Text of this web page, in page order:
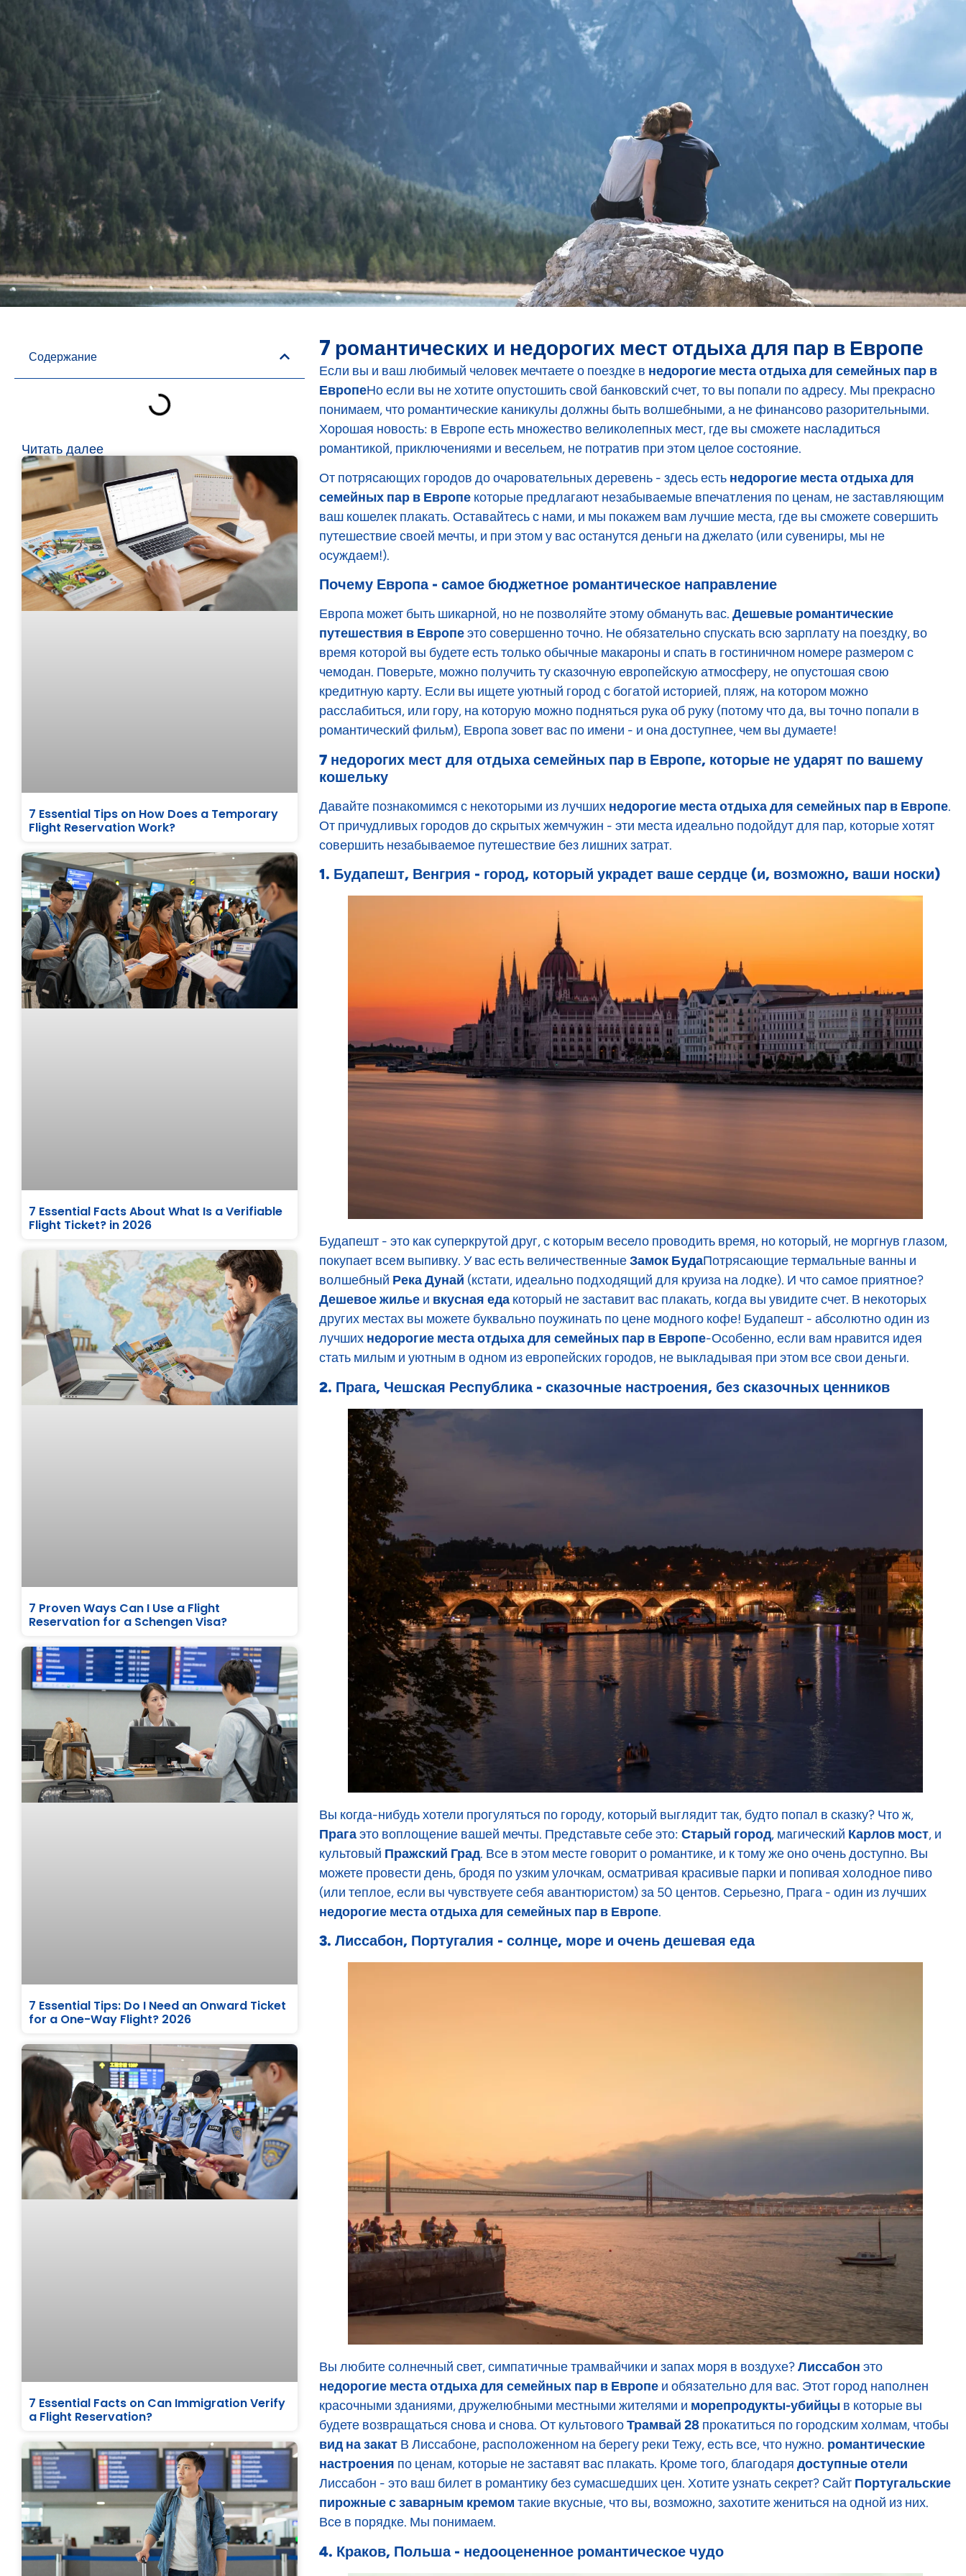
Блог Поддержка Быть партнером Авиабилеты
Содержание
Читать далее
7 Essential Tips on How Does a Temporary
Flight Reservation Work?
7 Essential Facts About What Is a Verifiable
Flight Ticket? in 2026
7 Proven Ways Can I Use a Flight
Reservation for a Schengen Visa?
7 Essential Tips: Do I Need an Onward Ticket
for a One-Way Flight? 2026
7 Essential Facts on Can Immigration Verify
a Flight Reservation?
7 романтических и недорогих мест отдыха для пар в Европе
Если вы и ваш любимый человек мечтаете о поездке в недорогие места отдыха для семейных пар в
ЕвропеНо если вы не хотите опустошить свой банковский счет, то вы попали по адресу. Мы прекрасно
понимаем, что романтические каникулы должны быть волшебными, а не финансово разорительными.
Хорошая новость: в Европе есть множество великолепных мест, где вы сможете насладиться
романтикой, приключениями и весельем, не потратив при этом целое состояние.
От потрясающих городов до очаровательных деревень - здесь есть недорогие места отдыха для
семейных пар в Европекоторые предлагают незабываемые впечатления по ценам, не заставляющим
ваш кошелек плакать. Оставайтесь с нами, и мы покажем вам лучшие места, где вы сможете совершить
путешествие своей мечты, и при этом у вас останутся деньги на джелато (или сувениры, мы не
осуждаем!).
Почему Европа - самое бюджетное романтическое направление
Европа может быть шикарной, но не позволяйте этому обмануть вас. Дешевые романтические
путешествия в Европеэто совершенно точно. Не обязательно спускать всю зарплату на поездку, во
время которой вы будете есть только обычные макароны и спать в гостиничном номере размером с
чемодан. Поверьте, можно получить ту сказочную европейскую атмосферу, не опустошая свою
кредитную карту. Если вы ищете уютный город с богатой историей, пляж, на котором можно
расслабиться, или гору, на которую можно подняться рука об руку (потому что да, вы точно попали в
романтический фильм), Европа зовет вас по имени - и она доступнее, чем вы думаете!
7 недорогих мест для отдыха семейных пар в Европе, которые не ударят по вашему
кошельку
Давайте познакомимся с некоторыми из лучших недорогие места отдыха для семейных пар в Европе.
От причудливых городов до скрытых жемчужин - эти места идеально подойдут для пар, которые хотят
совершить незабываемое путешествие без лишних затрат.
1. Будапешт, Венгрия - город, который украдет ваше сердце (и, возможно, ваши носки)
Будапешт - это как суперкрутой друг, с которым весело проводить время, но который, не моргнув глазом,
покупает всем выпивку. У вас есть величественныеЗамок БудаПотрясающие термальные ванны и
волшебный Река Дунай (кстати, идеально подходящий для круиза на лодке). И что самое приятное?
Дешевое жильеи вкусная едакоторый не заставит вас плакать, когда вы увидите счет. В некоторых
других местах вы можете буквально поужинать по цене модного кофе! Будапешт - абсолютно один из
лучших недорогие места отдыха для семейных пар в Европе-Особенно, если вам нравится идея
стать милым и уютным в одном из европейских городов, не выкладывая при этом все свои деньги.
2. Прага, Чешская Республика - сказочные настроения, без сказочных ценников
Вы когда-нибудь хотели прогуляться по городу, который выглядит так, будто попал в сказку? Что ж,
Прагаэто воплощение вашей мечты. Представьте себе это: Старый город, магический Карлов мост, и
культовый Пражский Град. Все в этом месте говорит о романтике, и к тому же оно очень доступно. Вы
можете провести день, бродя по узким улочкам, осматривая красивые парки и попивая холодное пиво
(или теплое, если вы чувствуете себя авантюристом) за 50 центов. Серьезно, Прага - один из лучших
недорогие места отдыха для семейных пар в Европе.
3. Лиссабон, Португалия - солнце, море и очень дешевая еда
Вы любите солнечный свет, симпатичные трамвайчики и запах моря в воздухе?Лиссабон это
недорогие места отдыха для семейных пар в Европеи обязательно для вас. Этот город наполнен
красочными зданиями, дружелюбными местными жителями и морепродукты-убийцыв которые вы
будете возвращаться снова и снова. От культовогоТрамвай 28прокатиться по городским холмам, чтобы
вид на закатВ Лиссабоне, расположенном на берегу реки Тежу, есть все, что нужно. романтические
настроения по ценам, которые не заставят вас плакать. Кроме того, благодаря доступные отели
Лиссабон - это ваш билет в романтику без сумасшедших цен. Хотите узнать секрет? Сайт Португальские
пирожные с заварным кремом такие вкусные, что вы, возможно, захотите жениться на одной из них.
Все в порядке. Мы понимаем.
4. Краков, Польша - недооцененное романтическое чудо